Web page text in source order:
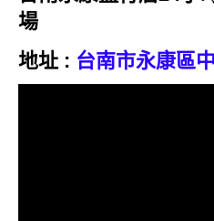
場
地址 : 台南市永康區